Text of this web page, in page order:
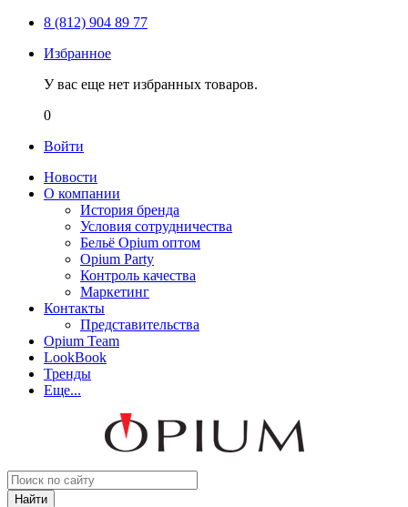
8 (812) 904 89 77
Избранное
У вас еще нет избранных товаров.
0
Войти
Новости
О компании
История бренда
Условия сотрудничества
Бельё Opium оптом
Opium Party
Контроль качества
Маркетинг
Контакты
Представительства
Opium Team
LookBook
Тренды
Еще...
Найти